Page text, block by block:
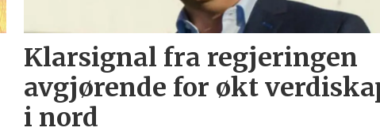
Klarsignal fra regjeringen
avgjørende for økt
i nord